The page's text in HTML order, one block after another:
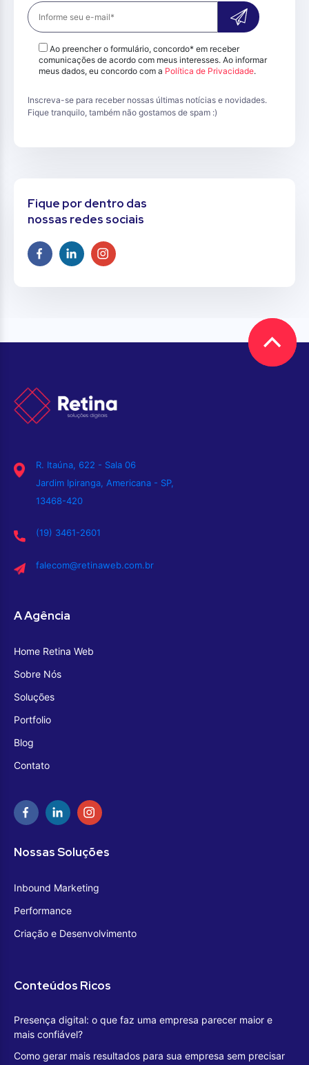
Ao preencher o formulário, concordo* em receber
comunicações de acordo com meus interesses. Ao informar
meus dados, eu concordo com a Política de Privacidade.
Inscreva-se para receber nossas últimas notícias e novidades.
Fique tranquilo, também não gostamos de spam :)
Fique por dentro das
nossas redes sociais
R. Itaúna, 622 - Sala 06
Jardim Ipiranga, Americana - SP,
13468-420
(19) 3461-2601
falecom@retinaweb.com.br
A Agência
Home Retina Web
Sobre Nós
Soluções
Portfolio
Blog
Contato
Nossas Soluções
Inbound Marketing
Performance
Criação e Desenvolvimento
Conteúdos Ricos
Presença digital: o que faz uma empresa parecer maior e
mais confiável?
Como gerar mais resultados para sua empresa sem precisar